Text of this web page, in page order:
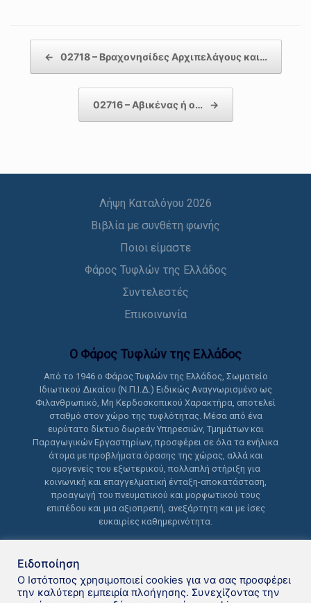
← 02718 – Βραχονησίδες Αρχιπελάγους και…
02716 – Αβικένας ή ο… →
Λήψη Καταλόγου 2026
Βιβλία με συνθέτη φωνής
Ποιοι είμαστε
Φάρος Τυφλών της Ελλάδος
Συντελεστές
Επικοινωνία
Ο Φάρος Τυφλών της Ελλάδoς
Από το 1946 ο Φάρος Τυφλών της Ελλάδος, Σωματείο
Ιδιωτικού Δικαίου (Ν.Π.Ι.Δ.) Ειδικώς Αναγνωρισμένο ως
Φιλανθρωπικό, Μη Κερδοσκοπικού Χαρακτήρα, αποτελεί
σταθμό στον χώρο της τυφλότητας. Μέσα από ένα
ευρύτατο δίκτυο δωρεάν Υπηρεσιών, Τμημάτων και
Παραγωγικών Εργαστηρίων, προσφέρει σε όλα τα ενήλικα
άτομα με προβλήματα όρασης της χώρας, αλλά και
ομογενείς του εξωτερικού, πολλαπλή στήριξη για
κοινωνική και επαγγελματική ένταξη-αποκατάσταση,
προαγωγή του πνευματικού και μορφωτικού τους
επιπέδου και μια αξιοπρεπή, ανεξάρτητη και με ίσες
ευκαιρίες καθημερινότητα.
Ειδοποίηση
Ο Ιστότοπος χρησιμοποιεί cookies για να σας προσφέρει
την καλύτερη εμπειρία πλοήγησης. Συνεχίζοντας την